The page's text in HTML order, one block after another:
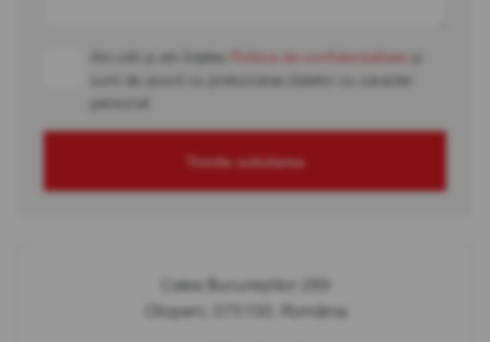
Am citit și am înțeles Politica de confidențialitate
sunt de acord cu prelucrarea datelor cu caracter
personal
Trimite solicitarea
Calea Bucureștilor 289
Otopeni, 075100, România